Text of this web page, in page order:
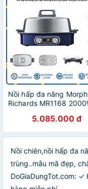
Nồi hấp đa năng
Richards MR1168
5.085.000 đ
Nồi chiên,nồi hấp đa
trùng..mẫu mã đẹp,
DoGiaDungTot.com: